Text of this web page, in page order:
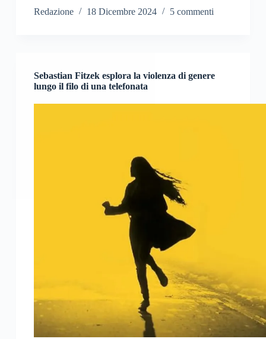
Redazione 18 Dicembre 2024 5 commenti
Sebastian Fitzek esplora la violenza di genere
lungo il filo di una telefonata